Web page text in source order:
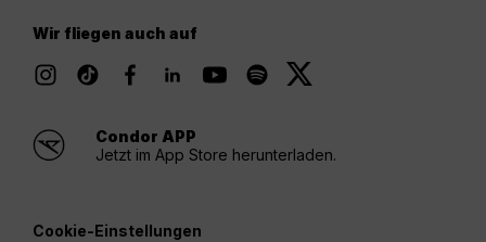
Wir fliegen auch auf
Condor APP
Jetzt im App Store herunterladen.
Cookie-Einstellungen